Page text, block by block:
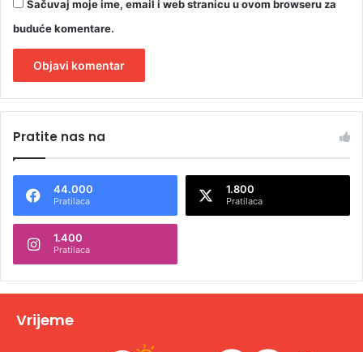
Sačuvaj moje ime, email i web stranicu u ovom browseru za
buduće komentare.
t
n
t
v
Pratite nas na
44.000
Pratilaca
1.800
Pratilaca
1.400
Pratilaca
Vrijeme